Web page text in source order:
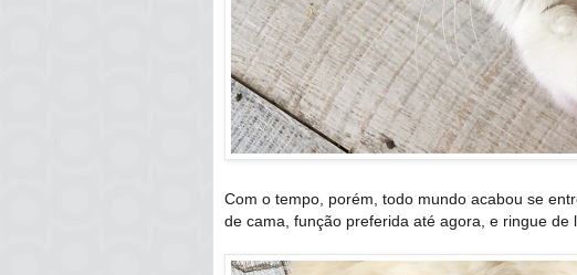
Com o tempo, porém, todo mundo acabou se
de cama, função preferida até agora, e ringue de